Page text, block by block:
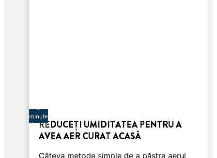
3
minute
de cititREDUCEȚI UMIDITATEA PENTRU A
AVEA AER CURAT ACASĂ
Câteva metode simple de a păstra aerul